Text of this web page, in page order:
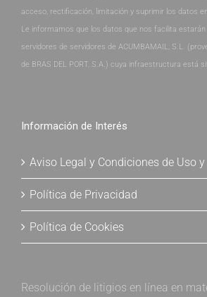
acceso, rectificación, limitación y suprimir los datos
Le informamos que los datos que nos facilita estarán
servidores de servidores de ACUMBAMAIL, S.L.
de BRAS DEL PORT, S.A.) cuya infraestructura está
Información de Interés
Aviso Legal y Condiciones de Uso
Política de Privacidad
Política de Cookies
Resolución de litigios en línea en